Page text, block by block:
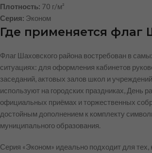
Плотность: 70 г/м²
Серия: Эконом
Где применяется флаг
Флаг Шаховского района востребован в
ситуациях: для оформления кабинетов
заседаний, актовых залов школ и
используют на городских праздниках, День
официальных приёмах и торжественных
достойным дополнением к комплекту
муниципального образования.
Серия «Эконом» идеально подходит для тех,